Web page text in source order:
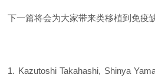
下一篇将会为大家带来类移植到免疫
1. Kazutoshi Takahashi, Shinya